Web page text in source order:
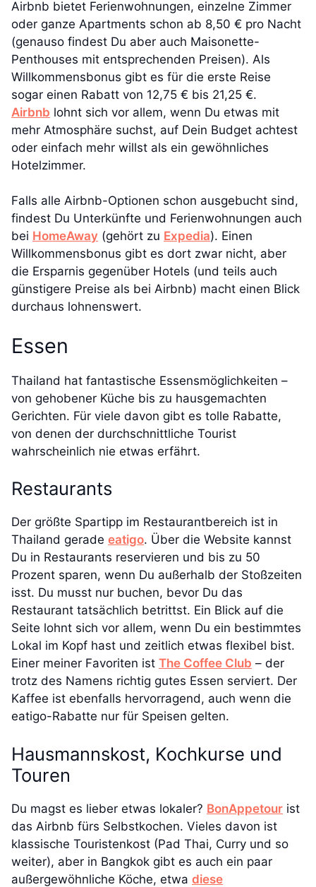
Airbnb bietet Ferienwohnungen, einzelne Zimmer
oder ganze Apartments schon ab 8,50 € pro Nacht
(genauso findest Du aber auch Maisonette-
Penthouses mit entsprechenden Preisen). Als
Willkommensbonus gibt es für die erste Reise
sogar einen Rabatt von 12,75 € bis 21,25 €.
Airbnb lohnt sich vor allem, wenn Du etwas mit
mehr Atmosphäre suchst, auf Dein Budget achtest
oder einfach mehr willst als ein gewöhnliches
Hotelzimmer.
Falls alle Airbnb-Optionen schon ausgebucht sind,
findest Du Unterkünfte und Ferienwohnungen auch
bei HomeAway (gehört zu Expedia). Einen
Willkommensbonus gibt es dort zwar nicht, aber
die Ersparnis gegenüber Hotels (und teils auch
günstigere Preise als bei Airbnb) macht einen Blick
durchaus lohnenswert.
Essen
Thailand hat fantastische Essensmöglichkeiten –
von gehobener Küche bis zu hausgemachten
Gerichten. Für viele davon gibt es tolle Rabatte,
von denen der durchschnittliche Tourist
wahrscheinlich nie etwas erfährt.
Restaurants
Der größte Spartipp im Restaurantbereich ist in
Thailand gerade eatigo. Über die Website kannst
Du in Restaurants reservieren und bis zu 50
Prozent sparen, wenn Du außerhalb der Stoßzeiten
isst. Du musst nur buchen, bevor Du das
Restaurant tatsächlich betrittst. Ein Blick auf die
Seite lohnt sich vor allem, wenn Du ein bestimmtes
Lokal im Kopf hast und zeitlich etwas flexibel bist.
Einer meiner Favoriten ist The Coffee Club – der
trotz des Namens richtig gutes Essen serviert. Der
Kaffee ist ebenfalls hervorragend, auch wenn die
eatigo-Rabatte nur für Speisen gelten.
Hausmannskost, Kochkurse und
Touren
Du magst es lieber etwas lokaler? BonAppetour ist
das Airbnb fürs Selbstkochen. Vieles davon ist
klassische Touristenkost (Pad Thai, Curry und so
weiter), aber in Bangkok gibt es auch ein paar
außergewöhnliche Köche, etwa diese